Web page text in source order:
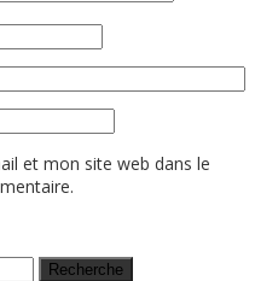
et mon site web dans le